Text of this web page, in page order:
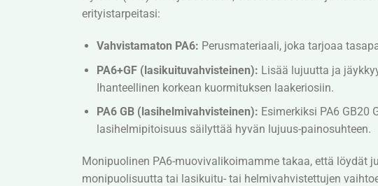
erityistarpeitasi:
Vahvistamaton PA6: Perusmateriaali, joka tarjoaa
PA6+GF (lasikuituvahvisteinen): Lisää lujuutta ja
Ihanteellinen korkean kuormituksen laakeriosiin.
PA6 GB (lasihelmivahvisteinen): Esimerkiksi PA6 GB20
lasihelmipitoisuus säilyttää hyvän lujuus-painosuhteen.
Monipuolinen PA6-muovivalikoimamme takaa, että löydät
monipuolisuutta tai lasikuitu- tai helmivahvistettujen